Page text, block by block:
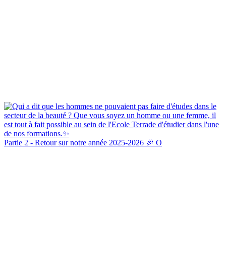
Partie 2 - Retour sur notre année 2025-2026 🎉 O